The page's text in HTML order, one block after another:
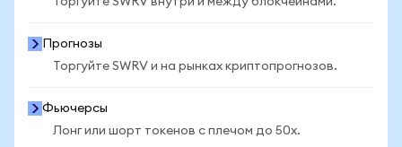
Прогнозы
Торгуйте SWRV и на рынках криптопрогнозов.
Фьючерсы
Лонг или шорт токенов с плечом до 50x.